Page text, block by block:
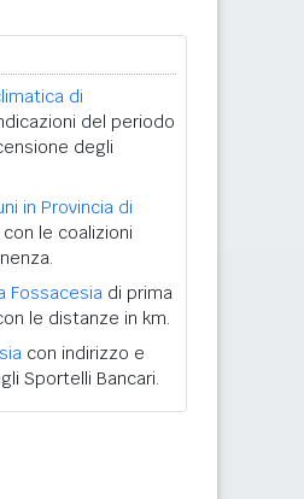
di
del periodo
degli
in Provincia di
le coalizioni
Fossacesia di prima
le distanze in km.
con indirizzo e
Sportelli Bancari.